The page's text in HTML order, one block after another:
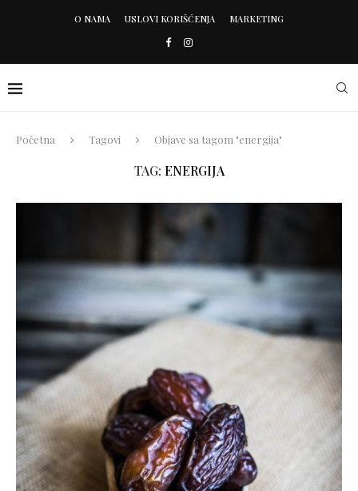
O NAMA USLOVI KORIŠĆENJA MARKETING
Početna Tagovi Objave sa tagom "energija"
TAG: ENERGIJA